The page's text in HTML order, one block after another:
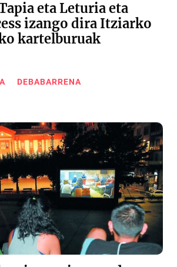
eta Leturia eta
izango dira Itziarko
kartelburuak
DEBABARRENA